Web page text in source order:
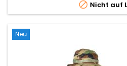
 Nicht auf
Neu